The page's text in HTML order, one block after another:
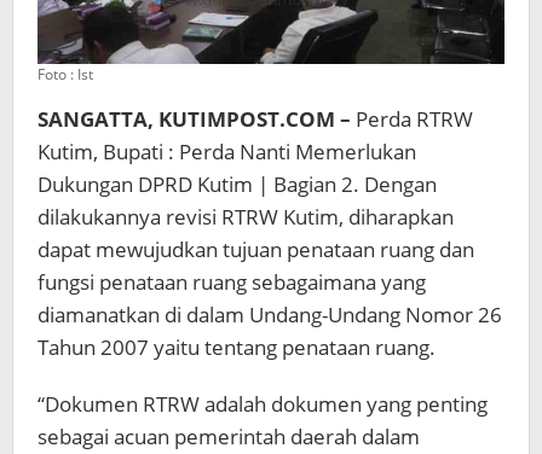
Foto : Ist
SANGATTA, KUTIMPOST.COM – Perda RTRW
Kutim, Bupati : Perda Nanti Memerlukan
Dukungan DPRD Kutim | Bagian 2. Dengan
dilakukannya revisi RTRW Kutim, diharapkan
dapat mewujudkan tujuan penataan ruang dan
fungsi penataan ruang sebagaimana yang
diamanatkan di dalam Undang-Undang Nomor 26
Tahun 2007 yaitu tentang penataan ruang.
“Dokumen RTRW adalah dokumen yang penting
sebagai acuan pemerintah daerah dalam